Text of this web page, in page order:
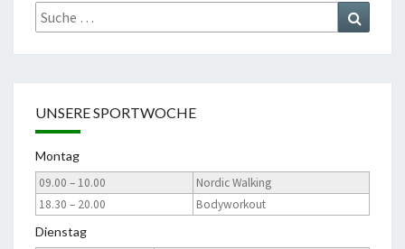
Suche
nach:
UNSERE SPORTWOCHE
Montag
09.00 – 10.00
Nordic Walking
18.30 – 20.00
Bodyworkout
Dienstag